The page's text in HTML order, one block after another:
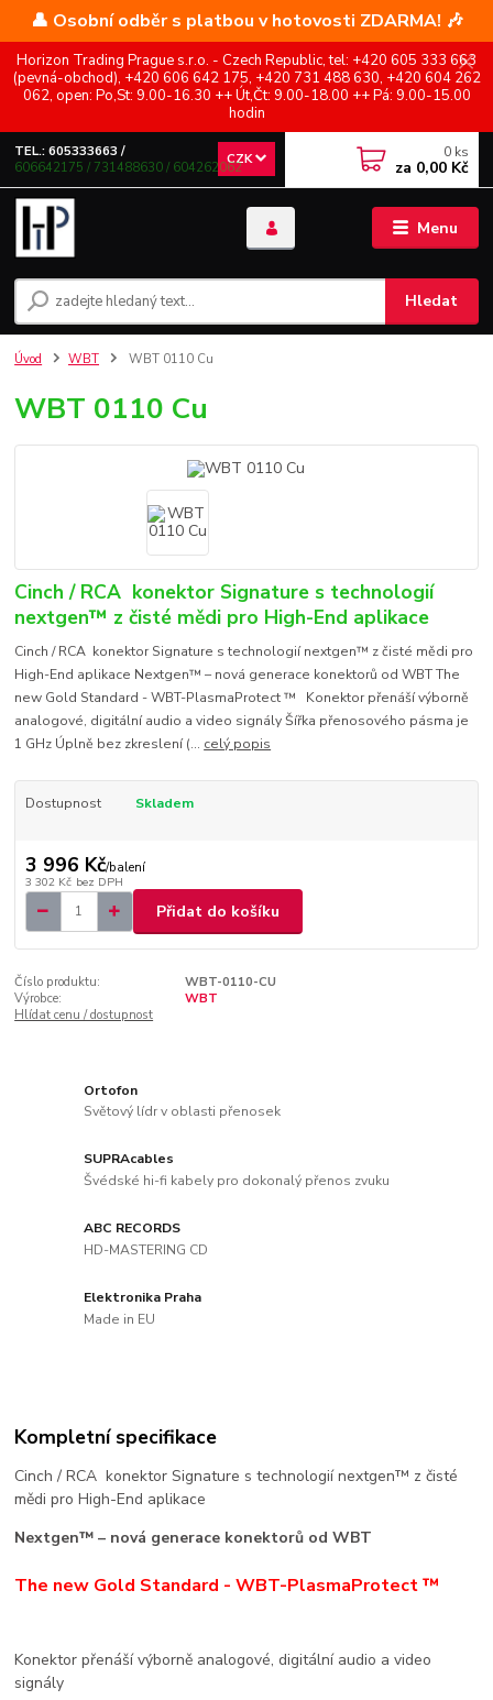
👤 Osobní odběr s platbou v hotovosti ZDARMA! 🎶
Horizon Trading Prague s.r.o. - Czech Republic, tel: +420 605 333 663
(pevná-obchod), +420 606 642 175, +420 731 488 630, +420 604 262
062, open: Po,St: 9.00-16.30 ++ Út,Čt: 9.00-18.00 ++ Pá: 9.00-15.00
hodin
Menu
CZK
Hledat
TEL.: 605333663 /
606642175 / 731488630 / 604262062
0 ks
za 0,00 Kč
Úvod WBT WBT 0110 Cu
WBT 0110 Cu
Cinch / RCA konektor Signature s technologií
nextgen™ z čisté mědi pro High-End aplikace
Cinch / RCA konektor Signature s technologií nextgen™ z čisté mědi pro
High-End aplikace Nextgen™ – nová generace konektorů od WBT The
new Gold Standard - WBT-PlasmaProtect ™ Konektor přenáší výborně
analogové, digitální audio a video signály Šířka přenosového pásma je
1 GHz Úplně bez zkreslení (... celý popis
Dostupnost Skladem
3 996 Kč/balení
3 302 Kč bez DPH
Přidat do košíku
Číslo produktu:
WBT-0110-CU
Výrobce:
WBT
Hlídat cenu / dostupnost
Ortofon
Světový lídr v oblasti přenosek
SUPRAcables
Švédské hi-fi kabely pro dokonalý přenos zvuku
ABC RECORDS
HD-MASTERING CD
Elektronika Praha
Made in EU
Kompletní specifikace
Cinch / RCA konektor Signature s technologií nextgen™ z čisté
mědi pro High-End aplikace
Nextgen™ – nová generace konektorů od WBT
The new Gold Standard - WBT-PlasmaProtect ™
Konektor přenáší výborně analogové, digitální audio a video
signály